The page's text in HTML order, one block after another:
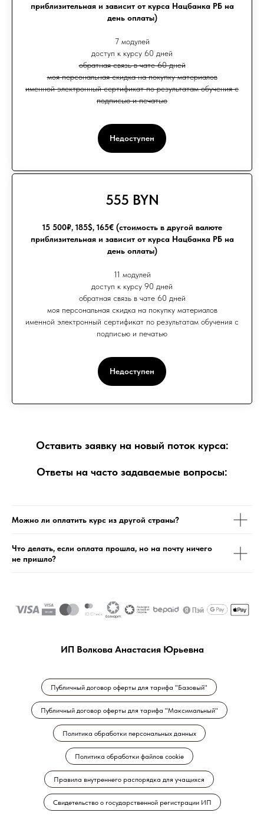
приблизительная и зависит от курса Нацбанка РБ на
день оплаты)
7 модулей
доступ к курсу 60 дней
обратная связь в чате 60 дней
моя персональная скидка на покупку материалов
именной электронный сертификат по результатам обучения с
подписью и печатью
Недоступен
555 BYN
15 500₽, 185$, 165€ (стоимость в другой валюте
приблизительная и зависит от курса Нацбанка РБ на
день оплаты)
11 модулей
доступ к курсу 90 дней
обратная связь в чате 60 дней
моя персональная скидка на покупку материалов
именной электронный сертификат по результатам обучения с
подписью и печатью
Недоступен
Оставить заявку на новый поток курса:
Ответы на часто задаваемые вопросы:
Можно ли оплатить курс из другой страны?
Что делать, если оплата прошла, но на почту ничего
не пришло?
ИП Волкова Анастасия Юрьевна
Публичный договор оферты для тарифа "Базовый"
Публичный договор оферты для тарифа "Максимальный"
Политика обработки персональных данных
Политика обработки файлов cookie
Правила внутреннего распорядка для учащихся
Свидетельство о государственной регистрации ИП